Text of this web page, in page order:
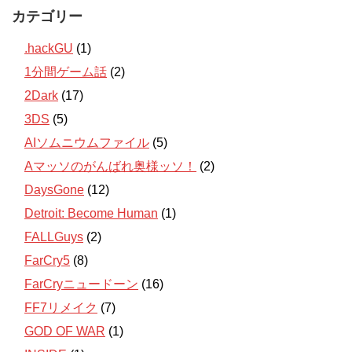
カテゴリー
.hackGU (1)
1分間ゲーム話 (2)
2Dark (17)
3DS (5)
AIソムニウムファイル (5)
Aマッソのがんばれ奥様ッソ！
(2)
DaysGone (12)
Detroit: Become Human (1)
FALLGuys (2)
FarCry5 (8)
FarCryニュードーン (16)
FF7リメイク (7)
GOD OF WAR (1)